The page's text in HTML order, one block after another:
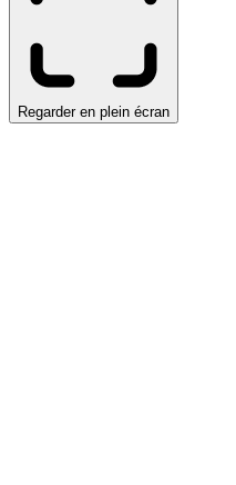
Regarder en plein écran